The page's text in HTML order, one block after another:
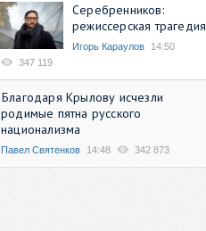
Серебренников:
режиссерская трагедия
Игорь Караулов
14:50
347 119
Благодаря Крылову исчезли
родимые пятна русского
национализма
Павел Святенков 14:48 342 873